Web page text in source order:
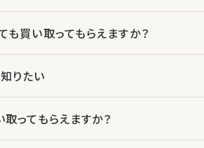
買い取ってもらえますか？
りたい
ってもらえますか？